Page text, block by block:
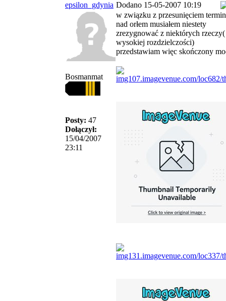
epsilon_gdynia Dodano 15-05-2007 10:19
Bosmanmat
Posty: 47
Dołączył:
15/04/2007
23:11
w związku z przesunięciem
nad orłem musiałem niestety
zrezygnować z niektórych
wysokiej rozdzielczości)
przedstawiam więc skończony